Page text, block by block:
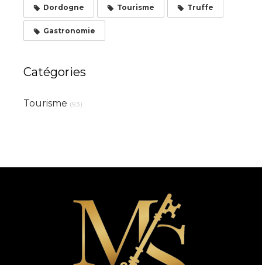
Dordogne Tourisme Truffe
Gastronomie
Catégories
Tourisme (93)